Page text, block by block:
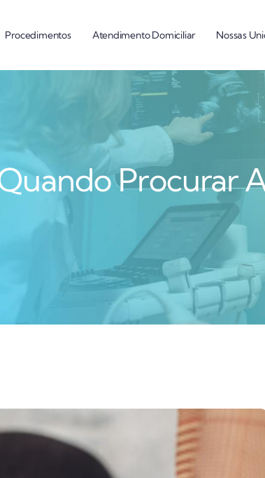
Procedimentos Atendimento Domiciliar Nossas
Procurar